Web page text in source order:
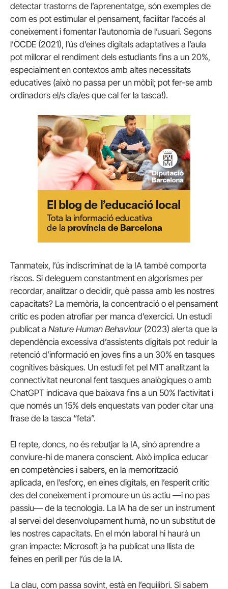
detectar trastorns de l’aprenentatge, són exemples de
com es pot estimular el pensament, facilitar l’accés al
coneixement i fomentar l’autonomia de l’usuari. Segons
l’OCDE (2021), l’ús d’eines digitals adaptatives a l’aula
pot millorar el rendiment dels estudiants fins a un 20%,
especialment en contextos amb altes necessitats
educatives (això no passa per un mòbil; pot fer-se amb
ordinadors el/s dia/es que cal fer la tasca!).
Tanmateix, l’ús indiscriminat de la IA també comporta
riscos. Si deleguem constantment en algorismes per
recordar, analitzar o decidir, què passa amb les nostres
capacitats? La memòria, la concentració o el pensament
crític es poden atrofiar per manca d’exercici. Un estudi
publicat a Nature Human Behaviour(2023) alerta que la
dependència excessiva d’assistents digitals pot reduir la
retenció d’informació en joves fins a un 30% en tasques
cognitives bàsiques. Un estudi fet pel MIT analitzant la
connectivitat neuronal fent tasques analògiques o amb
ChatGPT indicava que baixava fins a un 50% l’activitat i
que només un 15% dels enquestats van poder citar una
frase de la tasca “feta”.
El repte, doncs, no és rebutjar la IA, sinó aprendre a
conviure-hi de manera conscient. Això implica educar
en competències i sabers, en la memorització
aplicada, en l’esforç, en eines digitals, en l’esperit crític
des del coneixement i promoure un ús actiu —i no pas
passiu— de la tecnologia. La IA ha de ser un instrument
al servei del desenvolupament humà, no un substitut de
les nostres capacitats. En el món laboral hi haurà un
gran impacte: Microsoft ja ha publicat una llista de
feines en perill per l’ús de la IA.
La clau, com passa sovint, està en l’equilibri. Si sabem